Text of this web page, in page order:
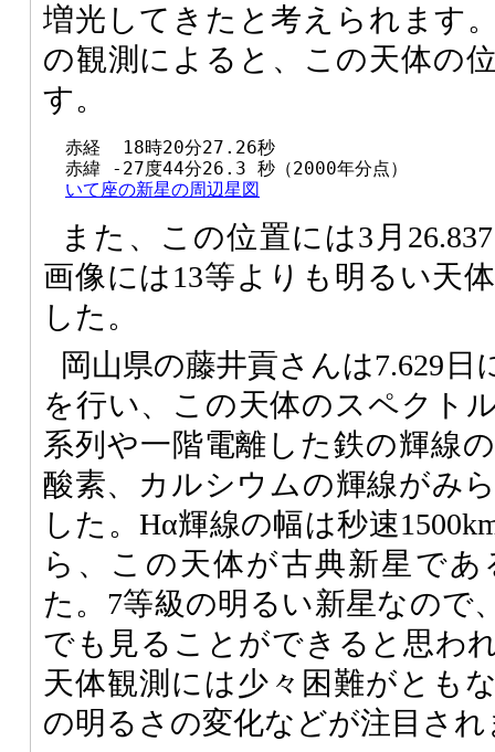
増光してきたと考えられます
の観測によると、この天体の
す。
  赤経  18時20分27.26秒
  赤緯 -27度44分26.3 秒（2000年分点）
いて座の新星の周辺星図
また、この位置には3月
画像には13等よりも明るい天
した。
岡山県の藤井貢さんは7.629
を行い、この天体のスペクト
系列や一階電離した鉄の輝線
酸素、カルシウムの輝線がみ
した。Hα輝線の幅は秒速
ら、この天体が古典新星で
た。7等級の明るい新星なので
でも見ることができると思わ
天体観測には少々困難がとも
の明るさの変化などが注目され